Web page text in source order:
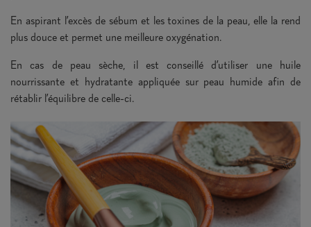
En aspirant l’excès de sébum et les toxines de la peau, elle la rend
plus douce et permet une meilleure oxygénation.
En cas de peau sèche, il est conseillé d’utiliser une huile
nourrissante et hydratante appliquée sur peau humide afin de
rétablir l’équilibre de celle-ci.